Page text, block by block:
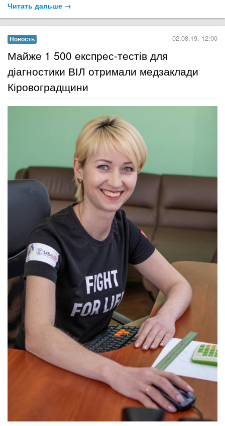
Читать дальше →
Новость 02.08.19, 12:00
Майже 1 500 експрес-тестів для
діагностики ВІЛ ​отримали медзаклади
Кіровоградщини